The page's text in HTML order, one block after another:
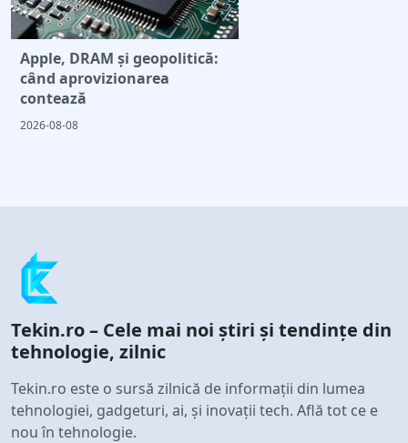
Apple, DRAM și geopolitică:
când aprovizionarea
contează
2026-08-08
Tekin.ro – Cele mai noi știri și tendințe din
tehnologie, zilnic
Tekin.ro este o sursă zilnică de informații din lumea
tehnologiei, gadgeturi, ai, și inovații tech. Află tot ce e
nou în tehnologie.